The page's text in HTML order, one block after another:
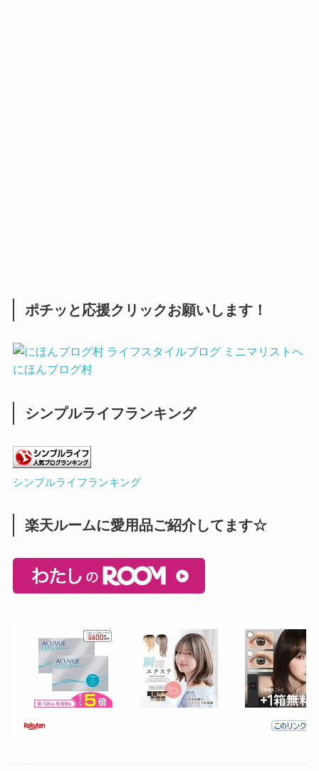
ポチッと応援クリックお願いします！
にほんブログ村
シンプルライフランキング
シンプルライフランキング
楽天ルームに愛用品ご紹介してます☆